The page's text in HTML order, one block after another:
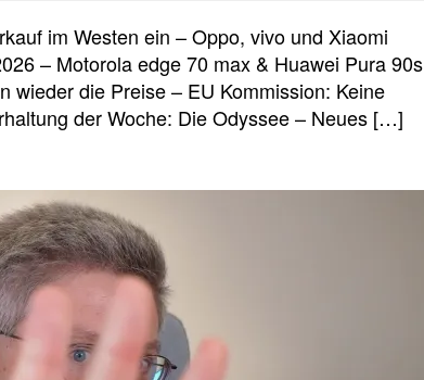
im Westen ein – Oppo, vivo und Xiaomi
– Motorola edge 70 max & Huawei Pura 90s
wieder die Preise – EU Kommission: Keine
der Woche: Die Odyssee – Neues […]